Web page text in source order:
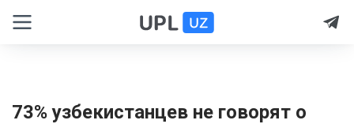
73% узбекистанцев не говорят о